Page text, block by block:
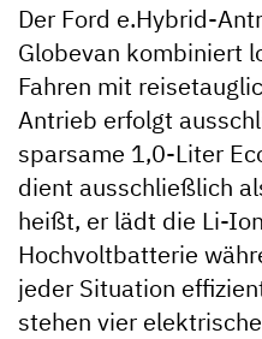
Praktischer
Isolierter
Der Ford e.Hybrid-
Globevan kombiniert
Fahren mit
Antrieb erfolgt
sparsame 1,0-Liter
dient ausschließlich
heißt, er lädt die Li-
Hochvoltbatterie
jeder Situation
stehen vier